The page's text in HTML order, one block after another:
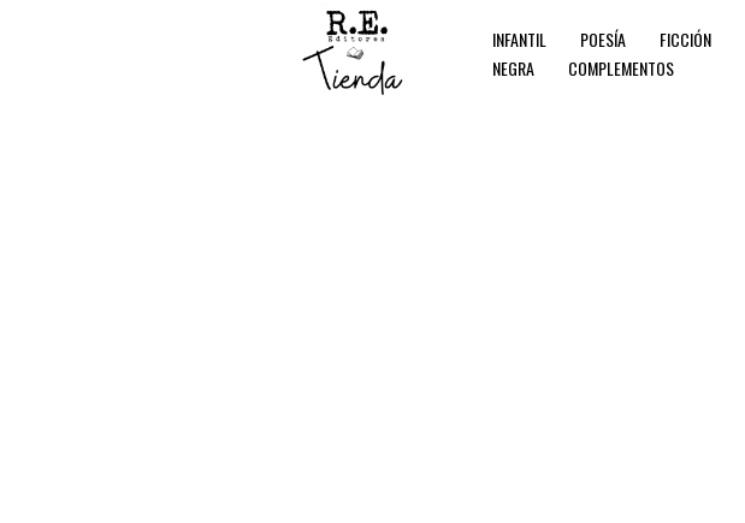
INFANTIL POESÍA FICCIÓN
NEGRA
COMPLEMENTOS